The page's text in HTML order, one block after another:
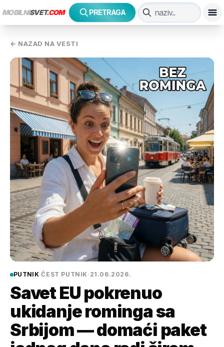
MOBILNISVET.COM PRETRAGA
← NAZAD NA VESTI
PUTNIK·ČEST PUTNIK· 21.06.2026.
Savet EU pokrenuo
ukidanje rominga sa
Srbijom — domaći paket